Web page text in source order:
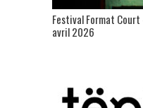
Festival Format
avril 2026